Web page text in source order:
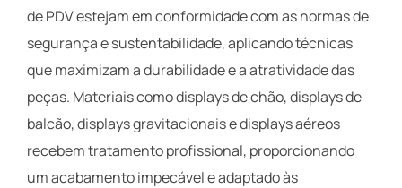
de PDV estejam em conformidade com as normas de
segurança e sustentabilidade, aplicando técnicas
que maximizam a durabilidade e a atratividade das
peças. Materiais como displays de chão, displays de
balcão, displays gravitacionais e displays aéreos
recebem tratamento profissional, proporcionando
um acabamento impecável e adaptado às